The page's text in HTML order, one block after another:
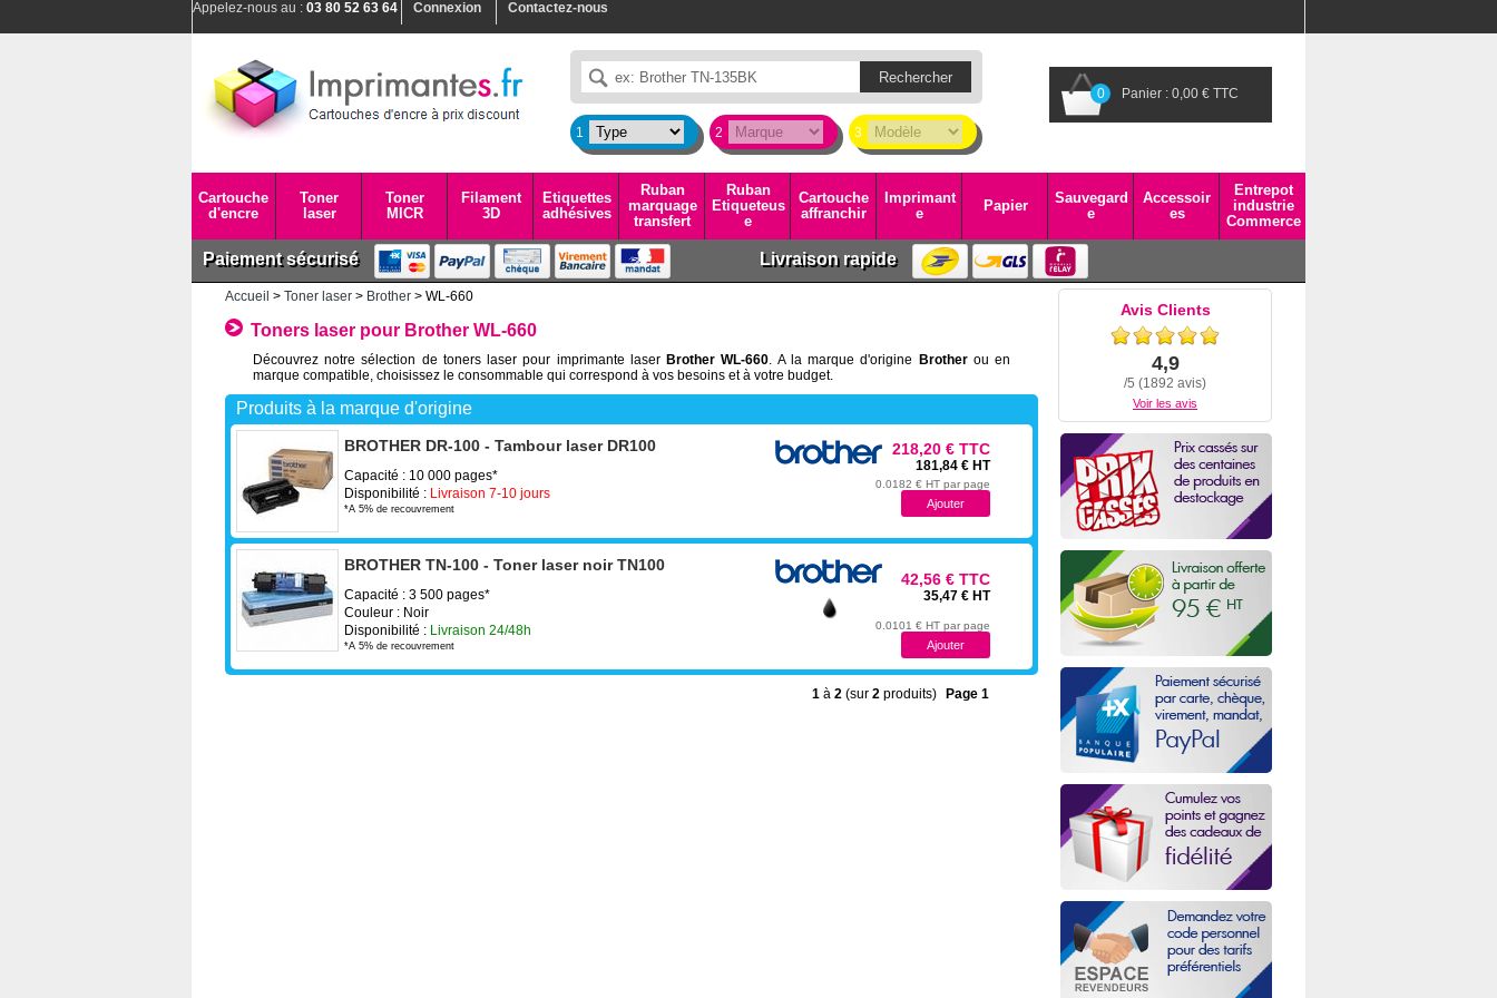
Appelez-nous au : 03 80 52 63 64 Connexion Contactez-nous
1 2 3
0 Panier : 0,00 € TTC
Cartouche
d'encre
Toner
laser
Toner
MICR
Filament
3D
Etiquettes
adhésives
Ruban
marquage
transfert
Ruban
Etiqueteus
e
Cartouche
affranchir
Imprimant
e
Papier
Sauvegard
e
Accessoir
es
Entrepot
industrie
Commerce
Paiement sécurisé Livraison rapide
Accueil > Toner laser > Brother > WL-660
Toners laser pour Brother WL-660
Découvrez notre sélection de toners laser pour imprimante laserBrother WL-660 . A la marque d'origine Brotherou en
marque compatible, choisissez le consommable qui correspond à vos besoins et à votre budget.
Produits à la marque d'origine
BROTHER DR-100 - Tambour laser DR100
Capacité : 10 000 pages*
Disponibilité : Livraison 7-10 jours
*A 5% de recouvrement
218,20 € TTC
181,84 € HT
0.0182 € HT par page
BROTHER TN-100 - Toner laser noir TN100
Capacité : 3 500 pages*
Couleur : Noir
Disponibilité : Livraison 24/48h
*A 5% de recouvrement
42,56 € TTC
35,47 € HT
0.0101 € HT par page
1 à 2 (sur 2 produits) Page 1
Avis Clients
4,9
/5 (1892 avis)
Voir les avis